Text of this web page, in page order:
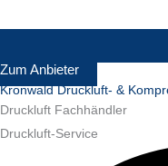
Zum Anbieter
Kronwald Druckluft- &
Druckluft Fachhändler
Druckluft-Service